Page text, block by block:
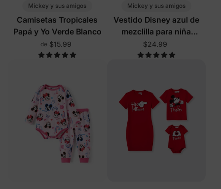
Mickey y sus amigos
Camisetas Tropicales
Papá y Yo Verde Blanco
de $15.99
Mickey y sus amigos
Vestido Disney azul de
mezclilla para niña
pequeña/niña
$24.99